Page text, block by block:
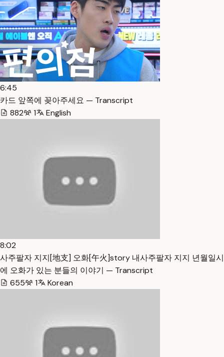
6:45
카드 앞쪽에 꽂아주세요 — Transcript
882
1 English
8:02
사주팔자 지지[地支] 오화[午火]story 내사주팔자 지지 년월일시
에 오화가 있는 분들의 이야기 — Transcript
655
1 Korean